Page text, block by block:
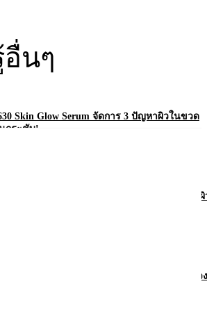
อื่นๆ
Skin Glow Serum จัดการ 3 ปัญหาผิวในขวด
กระชับ!
Defend โรลออนคุมเหงื่อ 72 ชม. พร้อมบำรุงผิ
Transition โลชั่นเพื่อผิวบอบบาง แพ้ง่าย ในช่วง